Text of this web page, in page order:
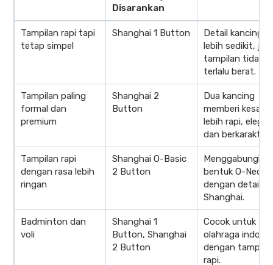
Disarankan
Tampilan rapi tapi
tetap simpel
Shanghai 1 Button
Detail kancing
lebih sedikit, jadi
tampilan tidak
terlalu berat.
Tampilan paling
formal dan
premium
Shanghai 2
Button
Dua kancing
memberi kesan
lebih rapi,
dan berkarakter.
Tampilan rapi
dengan rasa lebih
ringan
Shanghai O-Basic
2 Button
Menggabungkan
bentuk O-Neck
dengan detail
Shanghai.
Badminton dan
voli
Shanghai 1
Button, Shanghai
2 Button
Cocok untuk
olahraga indoor
dengan
rapi.